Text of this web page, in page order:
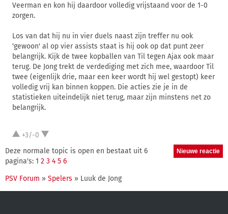
Veerman en kon hij daardoor volledig vrijstaand voor de 1-0
zorgen.
Los van dat hij nu in vier duels naast zijn treffer nu ook
'gewoon' al op vier assists staat is hij ook op dat punt zeer
belangrijk. Kijk de twee kopballen van Til tegen Ajax ook maar
terug. De Jong trekt de verdediging met zich mee, waardoor Til
twee (eigenlijk drie, maar een keer wordt hij wel gestopt) keer
volledig vrij kan binnen koppen. Die acties zie je in de
statistieken uiteindelijk niet terug, maar zijn minstens net zo
belangrijk.
+3/-0
Deze normale topic is open en bestaat uit 6
pagina's: 1 2 3 4 5 6
PSV Forum » Spelers » Luuk de Jong